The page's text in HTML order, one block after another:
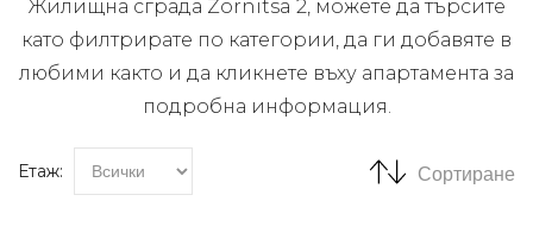
Жилищна сграда Zornitsa 2, можете да търсите
като филтрирате по категории, да ги добавяте в
любими както и да кликнете въху апартамента за
подробна информация.
Етаж: Сортиране